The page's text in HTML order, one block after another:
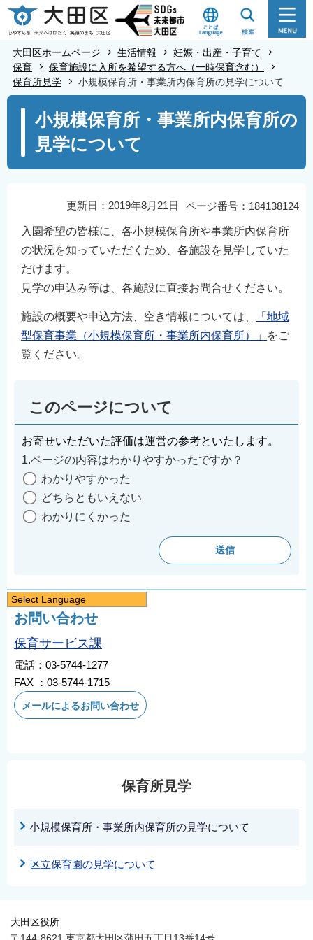
こ
の
の
大田区ホームページ 生活情報
妊娠・出産・子育て
保育
保育施設に入所を希望する方へ（一時保育含む）
保育所見学
小規模保育所・事業所内保育所の見学について
小規模保育所・事業所内保育所の
見学について
ページ番号：184138124
更新日：2019年8月21日
入園希望の皆様に、各小規模保育所や事業所内保育所
の状況を知っていただくため、各施設を見学していた
だけます。
見学の申込み等は、各施設に直接お問合せください。
施設の概要や申込方法、空き情報については、
「地域
型保育事業（小規模保育所・事業所内保育所）」
をご
覧ください。
このページについて
お寄せいただいた評価は運営の参考といたします。
1.ページの内容はわかりやすかったですか？
わかりやすかった
どちらともいえない
わかりにくかった
お問い合わせ
保育サービス課
電話：03-5744-1277
FAX ：03-5744-1715
メールによるお問い合わせ
保育所見学
小規模保育所・事業所内保育所の見学について
区立保育園の見学について
大田区役所
〒144-8621 東京都大田区蒲田五丁目13番14号
Select Language
日本語
English
简体中文
繁體中文
한국어